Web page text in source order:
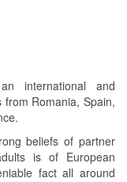
international and
Romania, Spain,
beliefs of partner
is of European
fact all around